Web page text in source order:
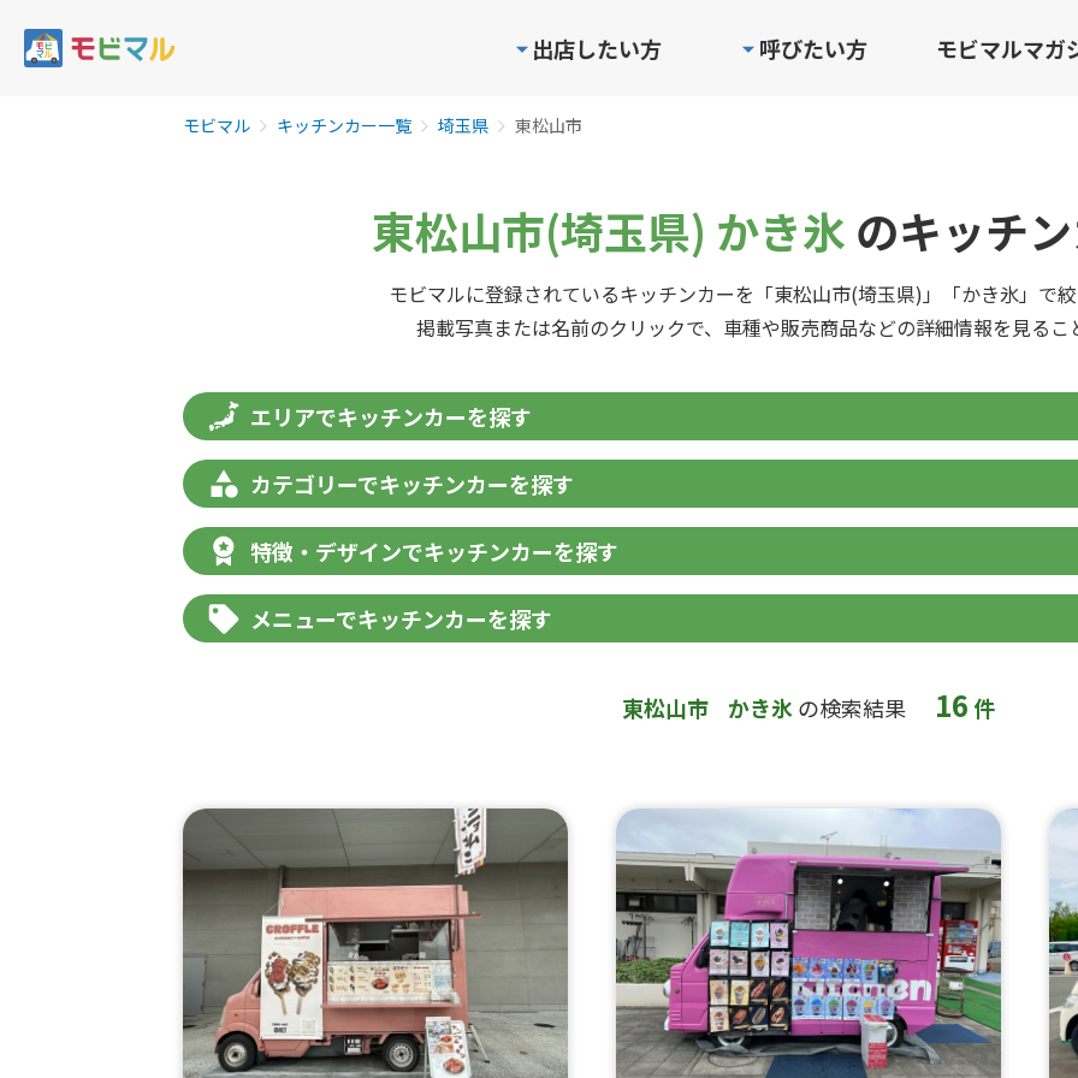
出店したい方 呼びたい方 モビマルマガ
モビマル キッチンカー一覧 埼玉県 東松山市
東松山市(埼玉県) かき氷 のキッチ
モビマルに登録されているキッチンカーを「東松山市(埼玉県)」「かき氷」で
掲載写真または名前のクリックで、車種や販売商品などの詳細情報を見るこ
エリアでキッチンカーを探す
カテゴリーでキッチンカーを探す
特徴・デザインでキッチンカーを探す
メニューでキッチンカーを探す
東松山市 かき氷の検索結果 16件